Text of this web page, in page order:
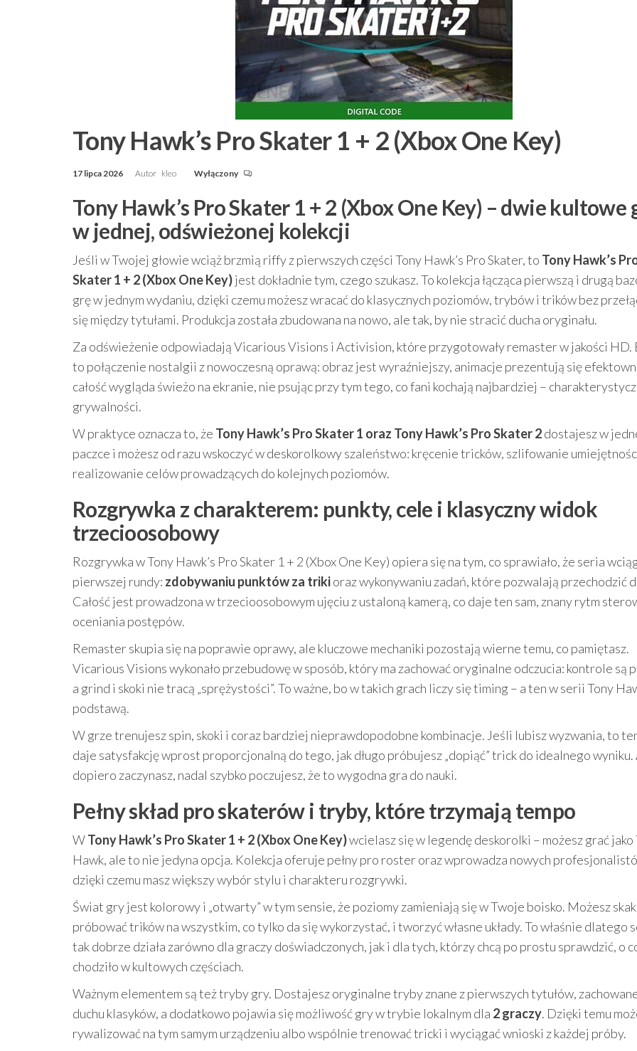
Tony Hawk’s Pro Skater 1 + 2 (Xbox One Key)
17 lipca 2026 Autor kleo Wyłączony
Tony Hawk’s Pro Skater 1 + 2 (Xbox One Key) – dwie kultowe
w jednej, odświeżonej kolekcji
Jeśli w Twojej głowie wciąż brzmią riffy z pierwszych części Tony Hawk’s Pro Skater, to Tony Hawk’s
Skater 1 + 2 (Xbox One Key)jest dokładnie tym, czego szukasz. To kolekcja łącząca pierwszą i drugą
grę w jednym wydaniu, dzięki czemu możesz wracać do klasycznych poziomów, trybów i trików bez
się między tytułami. Produkcja została zbudowana na nowo, ale tak, by nie stracić ducha oryginału.
Za odświeżenie odpowiadają Vicarious Visions i Activision, które przygotowały remaster w jakości HD.
to połączenie nostalgii z nowoczesną oprawą: obraz jest wyraźniejszy, animacje prezentują się
całość wygląda świeżo na ekranie, nie psując przy tym tego, co fani kochają najbardziej –
grywalności.
W praktyce oznacza to, że Tony Hawk’s Pro Skater 1 oraz Tony Hawk’s Pro Skater 2dostajesz w
paczce i możesz od razu wskoczyć w deskorolkowy szaleństwo: kręcenie tricków, szlifowanie
realizowanie celów prowadzących do kolejnych poziomów.
Rozgrywka z charakterem: punkty, cele i klasyczny widok
trzecioosobowy
Rozgrywka w Tony Hawk’s Pro Skater 1 + 2 (Xbox One Key) opiera się na tym, co sprawiało, że seria
pierwszej rundy: zdobywaniu punktów za trikioraz wykonywaniu zadań, które pozwalają przechodzić
Całość jest prowadzona w trzecioosobowym ujęciu z ustaloną kamerą, co daje ten sam, znany rytm
oceniania postępów.
Remaster skupia się na poprawie oprawy, ale kluczowe mechaniki pozostają wierne temu, co pamiętasz.
Vicarious Visions wykonało przebudowę w sposób, który ma zachować oryginalne odczucia: kontrole są
a grind i skoki nie tracą „sprężystości”. To ważne, bo w takich grach liczy się timing – a ten w serii Tony
podstawą.
W grze trenujesz spin, skoki i coraz bardziej nieprawdopodobne kombinacje. Jeśli lubisz wyzwania, to
daje satysfakcję wprost proporcjonalną do tego, jak długo próbujesz „dopiąć” trick do idealnego wyniku.
dopiero zaczynasz, nadal szybko poczujesz, że to wygodna gra do nauki.
Pełny skład pro skaterów i tryby, które trzymają tempo
WTony Hawk’s Pro Skater 1 + 2 (Xbox One Key)wcielasz się w legendę deskorolki – możesz grać jako
Hawk, ale to nie jedyna opcja. Kolekcja oferuje pełny pro roster oraz wprowadza nowych
dzięki czemu masz większy wybór stylu i charakteru rozgrywki.
Świat gry jest kolorowy i „otwarty” w tym sensie, że poziomy zamieniają się w Twoje boisko. Możesz
próbować trików na wszystkim, co tylko da się wykorzystać, i tworzyć własne układy. To właśnie dlatego
tak dobrze działa zarówno dla graczy doświadczonych, jak i dla tych, którzy chcą po prostu sprawdzić, o
chodziło w kultowych częściach.
Ważnym elementem są też tryby gry. Dostajesz oryginalne tryby znane z pierwszych tytułów,
duchu klasyków, a dodatkowo pojawia się możliwość gry w trybie lokalnym dla 2 graczy. Dzięki temu
rywalizować na tym samym urządzeniu albo wspólnie trenować tricki i wyciągać wnioski z każdej próby.